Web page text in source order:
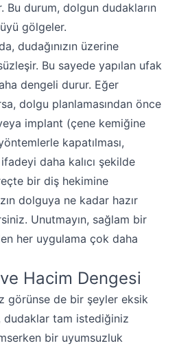
Bu durum, dolgun dudakların
gölgeler.
dudağınızın üzerine
Bu sayede yapılan ufak
dengeli durur. Eğer
dolgu planlamasından önce
implant (çene kemiğine
kapatılması,
daha kalıcı şekilde
bir diş hekimine
dolguya ne kadar hazır
Unutmayın, sağlam bir
her uygulama çok daha
Hacim Dengesi
görünse de bir şeyler eksik
dudaklar tam istediğiniz
bir uyumsuzluk